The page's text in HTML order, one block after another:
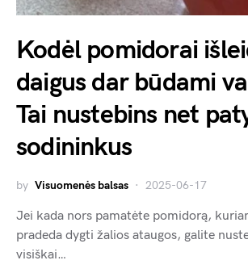
Kodėl pomidorai
daigus dar būdami
Tai nustebins net
sodininkus
by Visuomenės balsas 2025-06-17
Jei kada nors pamatėte pomidorą,
pradeda dygti žalios ataugos, galite
visiškai…